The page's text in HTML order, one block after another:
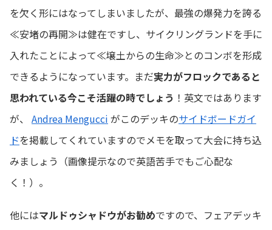
を欠く形にはなってしまいましたが、最強の爆発力を誇る
≪安堵の再開≫は健在ですし、サイクリングランドを手に
入れたことによって≪壌土からの生命≫とのコンボを形成
できるようになっています。まだ実力がフロックであると
思われている今こそ活躍の時でしょう ！英文ではあります
が、 Andrea Mengucci がこのデッキのサイドボードガイ
ドを掲載してくれていますのでメモを取って大会に持ち込
みましょう（画像提示なので英語苦手でもご心配な
く！）。
他にはマルドゥシャドウがお勧めですので、フェアデッキ